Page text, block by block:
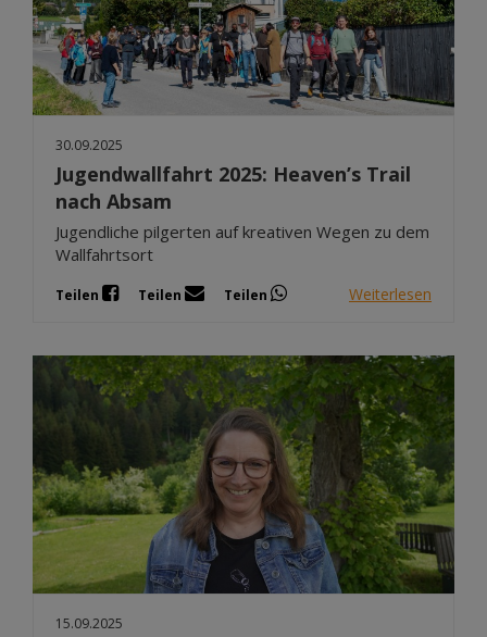
Feb 2026
Jan 2026
Dez 2025
Nov 2025
30.09.2025
Jugendwallfahrt 2025: Heaven’s Trail
nach Absam
Jugendliche pilgerten auf kreativen Wegen zu dem
Wallfahrtsort
Teilen Teilen Teilen Weiterlesen
15.09.2025